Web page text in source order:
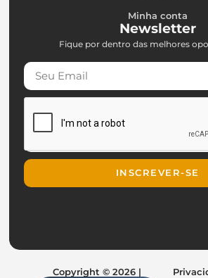
Minha conta
Newsletter
Fique por dentro das melhores
INSCREVER-SE
Copyright © 2026 |